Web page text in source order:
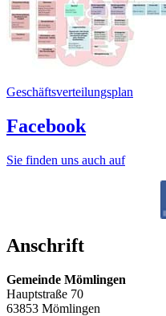
Geschäftsverteilungsplan
Facebook
Sie finden uns auch auf
Anschrift
Gemeinde Mömlingen
Hauptstraße 70
63853 Mömlingen